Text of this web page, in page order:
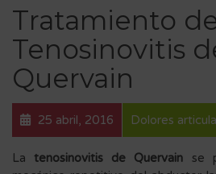
Tratamiento
Tenosinovitis
Quervain
25 abril, 2016 Dolores
Latenosinovitis de Quervain se